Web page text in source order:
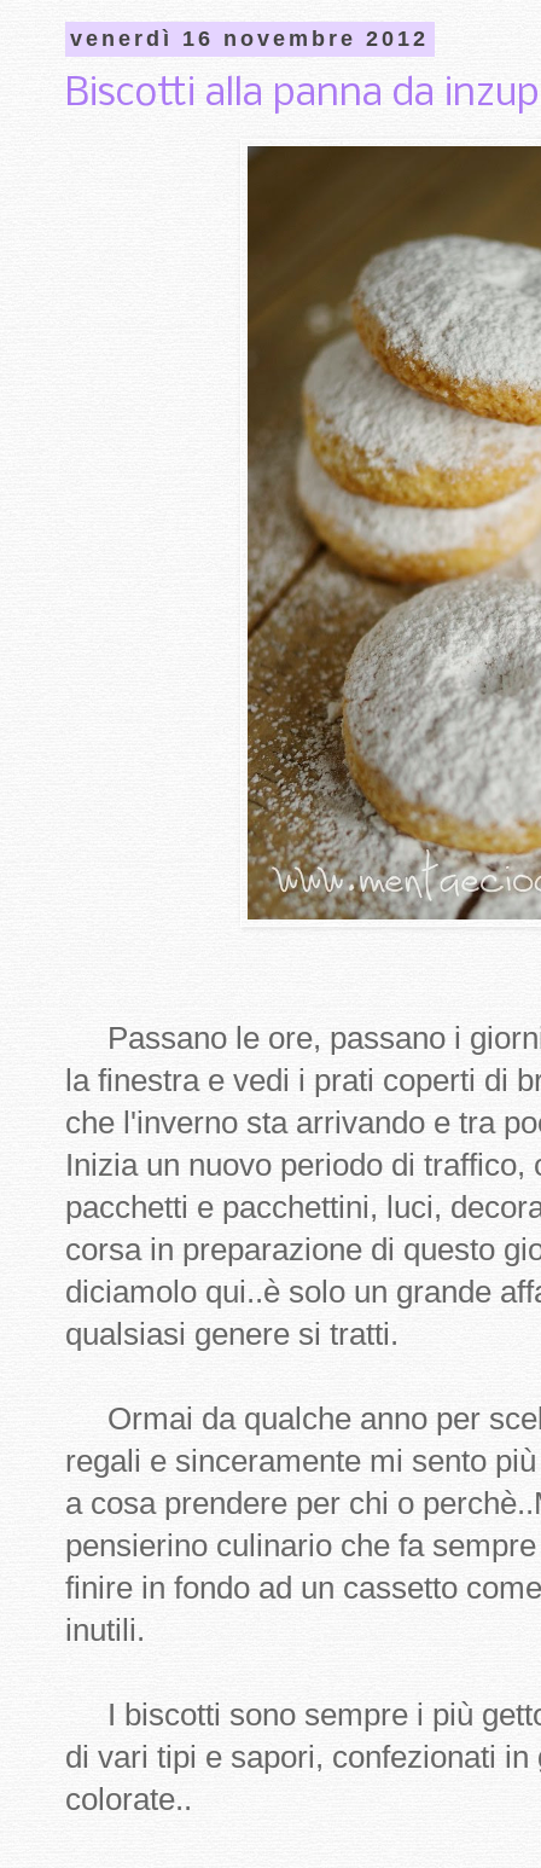
venerdì 16 novembre 2012
Biscotti alla panna da
Passano le ore, passano i
la finestra e vedi i prati coperti di
che l'inverno sta arrivando e tra
Inizia un nuovo periodo di
pacchetti e pacchettini, luci,
corsa in preparazione di questo
diciamolo qui..è solo un grande
qualsiasi genere si tratti.
Ormai da qualche anno per
regali e sinceramente mi sento
a cosa prendere per chi o
pensierino culinario che fa
finire in fondo ad un cassetto
inutili.
I biscotti sono sempre i più
di vari tipi e sapori, confezionati
colorate..